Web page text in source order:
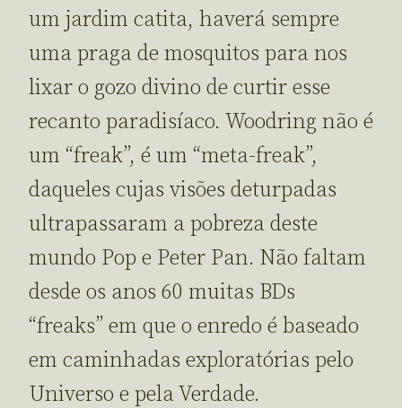
um jardim catita, haverá sempre
uma praga de mosquitos para nos
lixar o gozo divino de curtir esse
recanto paradisíaco. Woodring não é
um “freak”, é um “meta-freak”,
daqueles cujas visões deturpadas
ultrapassaram a pobreza deste
mundo Pop e Peter Pan. Não faltam
desde os anos 60 muitas BDs
“freaks” em que o enredo é baseado
em caminhadas exploratórias pelo
Universo e pela Verdade.